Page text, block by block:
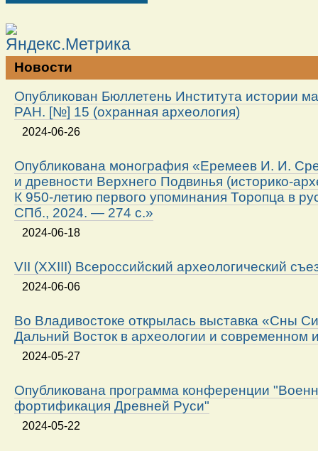
Новости
Опубликован Бюллетень Института истории
РАН. [№] 15 (охранная археология)
2024-06-26
Опубликована монография «Еремеев И. И.
и древности Верхнего Подвинья (историко-
К 950-летию первого упоминания Торопца в
СПб., 2024. — 274 с.»
2024-06-18
VII (XXIII) Всероссийский археологический
2024-06-06
Во Владивостоке открылась выставка «Сны
Дальний Восток в археологии и современном
2024-05-27
Опубликована программа конференции
фортификация Древней Руси"
2024-05-22